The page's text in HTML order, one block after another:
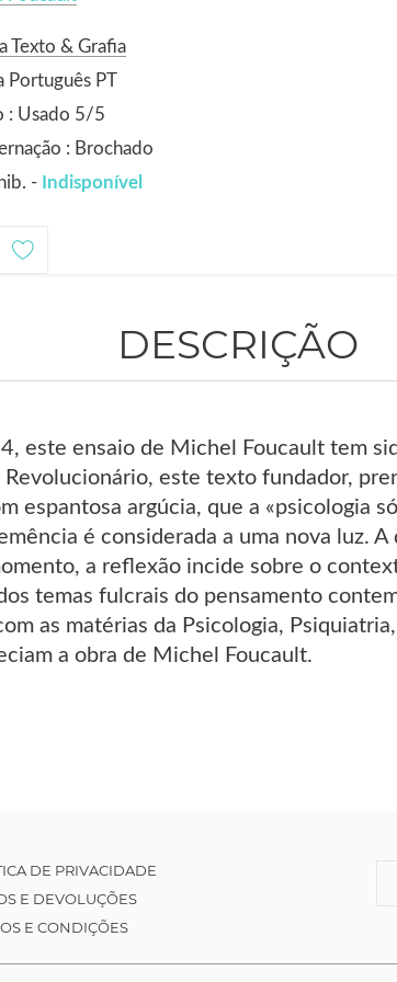
Texto & Grafia
Português PT
: Usado 5/5
: Brochado
- Indisponível
DESCRIÇÃO
este ensaio de Michel Foucault tem
este texto fundador,
espantosa argúcia, que a «psicologia
é considerada a uma nova luz.
a reflexão incide sobre o
temas fulcrais do pensamento
as matérias da Psicologia,
a obra de Michel Foucault.
DE PRIVACIDADE
E DEVOLUÇÕES
E CONDIÇÕES